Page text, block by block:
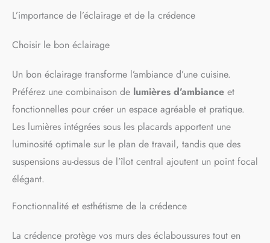
L’importance de l’éclairage et de la crédence
Choisir le bon éclairage
Un bon éclairage transforme l’ambiance d’une cuisine.
Préférez une combinaison de lumières d’ambiance et
fonctionnelles pour créer un espace agréable et pratique.
Les lumières intégrées sous les placards apportent une
luminosité optimale sur le plan de travail, tandis que des
suspensions au-dessus de l’îlot central ajoutent un point focal
élégant.
Fonctionnalité et esthétisme de la crédence
La crédence protège vos murs des éclaboussures tout en